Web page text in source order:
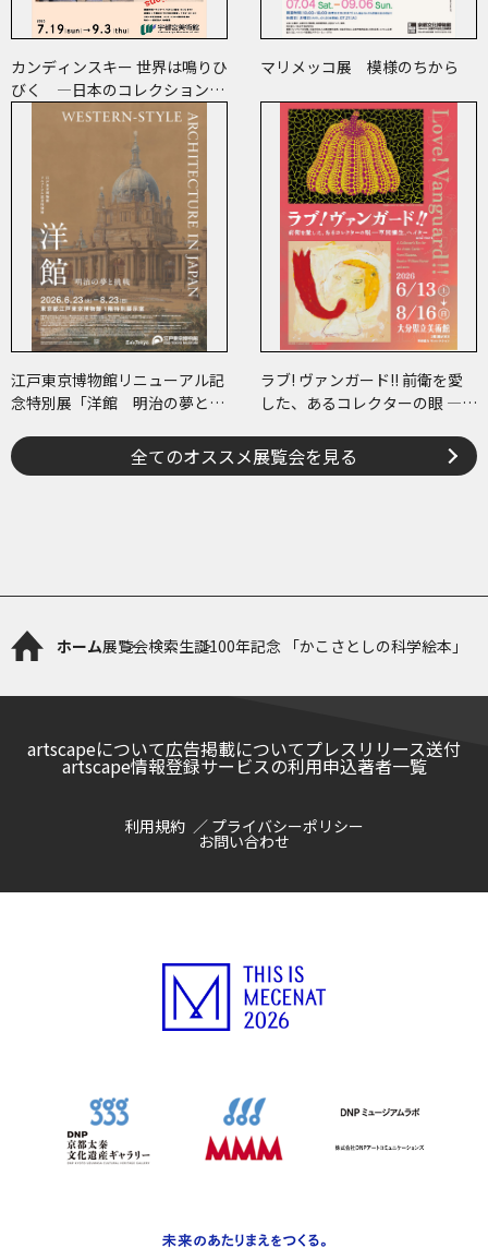
カンディンスキー 世界は鳴りひ
びく ―日本のコレクションで
たどる画業と反響―
マリメッコ展 模様のちから
江戸東京博物館リニューアル記
念特別展「洋館 明治の夢と挑
ラブ! ヴァンガード!! 前衛を愛
した、あるコレクターの眼 ―草
全てのオススメ展覧会を見る
ホーム展覧会検索生誕100年記念 「かこさとしの科学絵本」
artscapeについて広告掲載についてプレスリリース送付
artscape情報登録サービスの利用申込著者一覧
利用規約 プライバシーポリシー
お問い合わせ